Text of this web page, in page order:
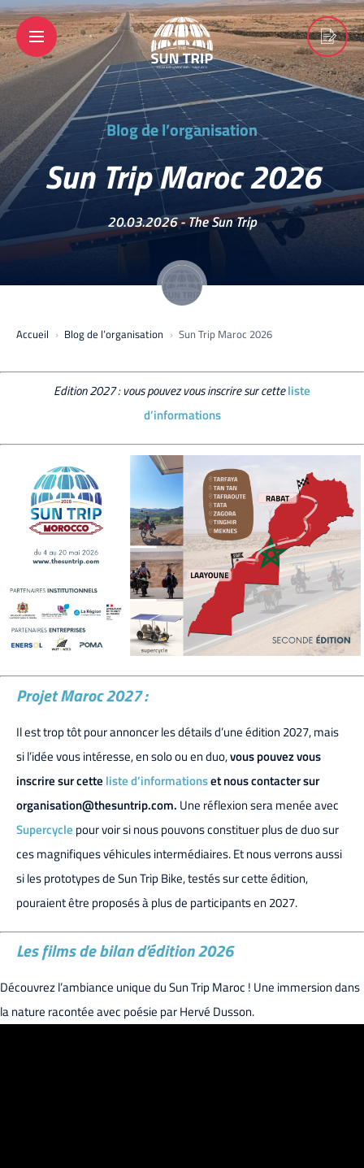
Blog de l’organisation
Sun Trip Maroc 2026
20.03.2026 -The Sun Trip
Accueil Blog de l’organisation Sun Trip Maroc 2026
Edition 2027 : vous pouvez vous inscrire sur cetteliste
d’informations
Projet Maroc 2027 :
Il est trop tôt pour annoncer les détails d’une édition 2027, mais
si l’idée vous intéresse, en solo ou en duo,vous pouvez vous
inscrire sur cette liste d’informationset nous contacter sur
organisation@thesuntrip.com. Une réflexion sera menée avec
Supercycle pour voir si nous pouvons constituer plus de duo sur
ces magnifiques véhicules intermédiaires. Et nous verrons aussi
si les prototypes de Sun Trip Bike, testés sur cette édition,
pouraient être proposés à plus de participants en 2027.
Les films de bilan d’édition 2026
Découvrez l’ambiance unique du Sun Trip Maroc ! Une immersion dans
la nature racontée avec poésie par Hervé Dusson.